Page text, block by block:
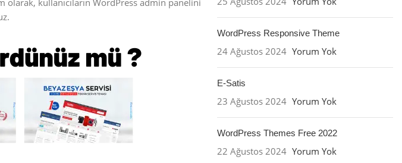
kullanıcıların WordPress admin panelini
WordPress Responsive Theme
24 Ağustos 2024 Yorum Yok
E-Satis
23 Ağustos 2024 Yorum Yok
WordPress Themes Free 2022
22 Ağustos 2024 Yorum Yok